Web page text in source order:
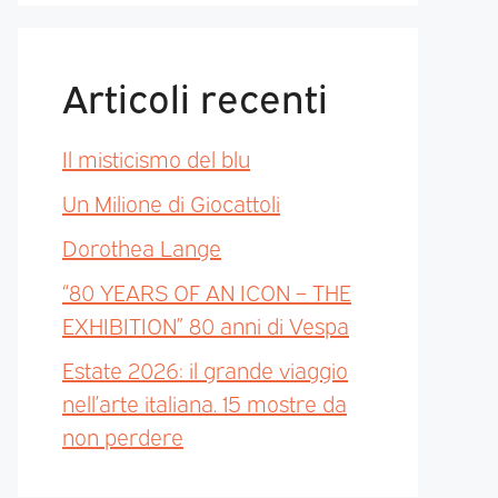
Articoli recenti
Il misticismo del blu
Un Milione di Giocattoli
Dorothea Lange
“80 YEARS OF AN ICON – THE
EXHIBITION” 80 anni di Vespa
Estate 2026: il grande viaggio
nell’arte italiana. 15 mostre da
non perdere